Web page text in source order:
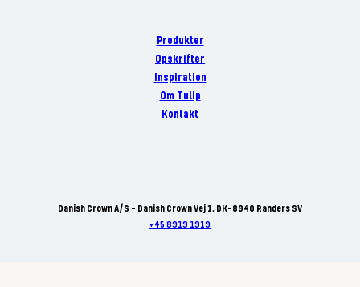
Produkter
Opskrifter
Inspiration
Om Tulip
Kontakt
Danish Crown A/S - Danish Crown Vej 1, DK-8940 Randers SV
+45 8919 1919